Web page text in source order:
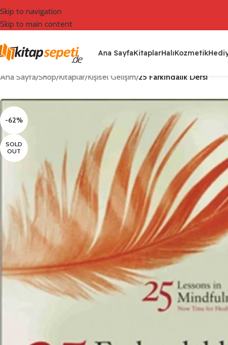
Skip to navigation
Skip to main content
Ana SayfaKitaplarHalıKozmetik
Ana Sayfa/Shop/Kitaplar/Kişisel Gelişim/25 Farkındalık Dersi
-62%
SOLD
OUT